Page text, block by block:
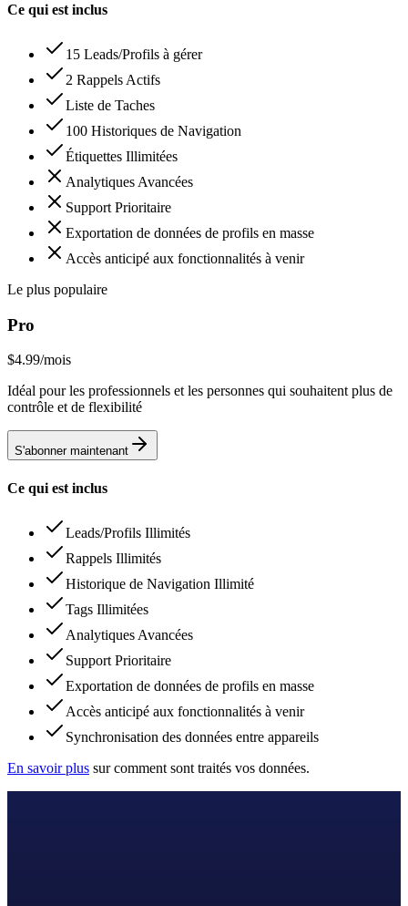
Ce qui est inclus
15 Leads/Profils à gérer
2 Rappels Actifs
Liste de Taches
100 Historiques de Navigation
Étiquettes Illimitées
Analytiques Avancées
Support Prioritaire
Exportation de données de profils en masse
Accès anticipé aux fonctionnalités à venir
Le plus populaire
Pro
$4.99/mois
Idéal pour les professionnels et les personnes qui souhaitent plus de
contrôle et de flexibilité
S'abonner maintenant
Ce qui est inclus
Leads/Profils Illimités
Rappels Illimités
Historique de Navigation Illimité
Tags Illimitées
Analytiques Avancées
Support Prioritaire
Exportation de données de profils en masse
Accès anticipé aux fonctionnalités à venir
Synchronisation des données entre appareils
En savoir plus sur comment sont traités vos données.